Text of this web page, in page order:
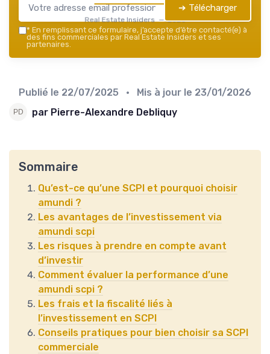
Real Estate Insiders — 2026
➔ Télécharger
* En remplissant ce formulaire, j’accepte d’être contacté(e) à
des fins commerciales par Real Estate Insiders et ses
partenaires.
Publié le 22/07/2025 • Mis à jour le 23/01/2026
par Pierre-Alexandre Debliquy
Sommaire
Qu’est-ce qu’une SCPI et pourquoi choisir
amundi ?
Les avantages de l’investissement via
amundi scpi
Les risques à prendre en compte avant
d’investir
Comment évaluer la performance d’une
amundi scpi ?
Les frais et la fiscalité liés à
l’investissement en SCPI
Conseils pratiques pour bien choisir sa SCPI
commerciale